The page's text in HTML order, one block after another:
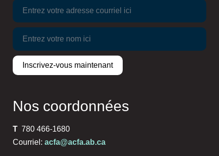
Nos coordonnées
T 780 466-1680
Courriel: acfa@acfa.ab.ca